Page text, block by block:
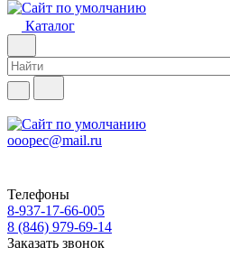
Каталог
ooopec@mail.ru
Телефоны
8-937-17-66-005
8 (846) 979-69-14
Заказать звонок